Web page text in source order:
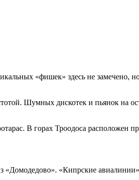
«фишек» здесь не замечено,
Шумных дискотек и пьянок на
В горах Троодоса расположен
«Кипрские